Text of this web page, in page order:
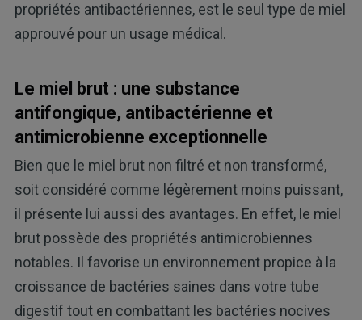
propriétés antibactériennes, est le seul type de miel
approuvé pour un usage médical.
Le miel brut : une substance
antifongique, antibactérienne et
antimicrobienne exceptionnelle
Bien que le miel brut non filtré et non transformé,
soit considéré comme légèrement moins puissant,
il présente lui aussi des avantages. En effet, le miel
brut possède des propriétés antimicrobiennes
notables. Il favorise un environnement propice à la
croissance de bactéries saines dans votre tube
digestif tout en combattant les bactéries nocives